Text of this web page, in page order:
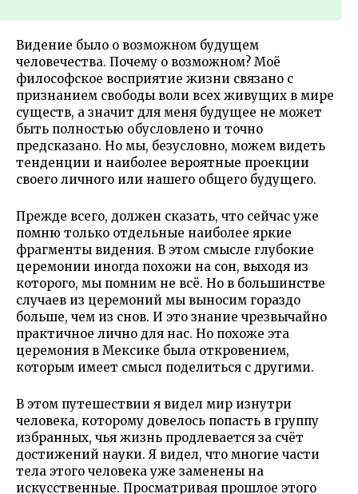
Видение было о возможном будущем
человечества. Почему о возможном? Моё
философское восприятие жизни связано с
признанием свободы воли всех живущих в мире
существ, а значит для меня будущее не может
быть полностью обусловлено и точно
предсказано. Но мы, безусловно, можем видеть
тенденции и наиболее вероятные проекции
своего личного или нашего общего будущего.
Прежде всего, должен сказать, что сейчас уже
помню только отдельные наиболее яркие
фрагменты видения. В этом смысле глубокие
церемонии иногда похожи на сон, выходя из
которого, мы помним не всё. Но в большинстве
случаев из церемоний мы выносим гораздо
больше, чем из снов. И это знание чрезвычайно
практичное лично для нас. Но похоже эта
церемония в Мексике была откровением,
которым имеет смысл поделиться с другими.
В этом путешествии я видел мир изнутри
человека, которому довелось попасть в группу
избранных, чья жизнь продлевается за счёт
достижений науки. Я видел, что многие части
тела этого человека уже заменены на
искусственные. Просматривая прошлое этого